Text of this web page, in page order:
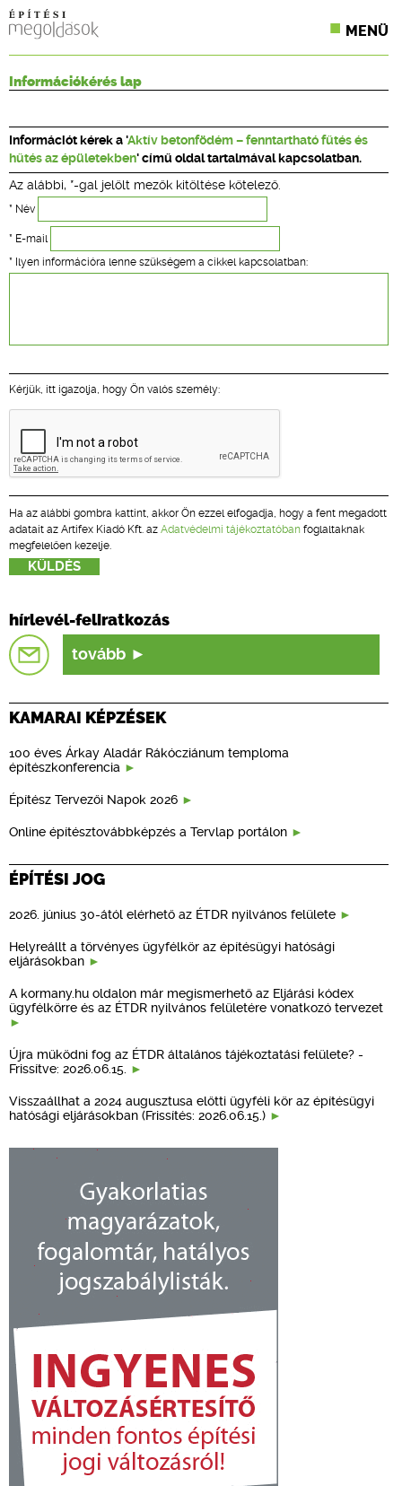
MENÜ
CPR TERMÉKKIÍRÁS
ÉPÍTÉSI JOG
ONLINE KÉPZÉSEK
TERVEZÉSI SEGÉDLETEK
Információkérés lap
Információt kérek a 'Aktív betonfödém – fenntartható fűtés és
hűtés az épületekben' című oldal tartalmával kapcsolatban.
Az alábbi, *-gal jelölt mezők kitöltése kötelező.
* Név
* E-mail
* Ilyen információra lenne szükségem a cikkel kapcsolatban:
Kérjük, itt igazolja, hogy Ön valós személy:
Ha az alábbi gombra kattint, akkor Ön ezzel elfogadja, hogy a fent megadott
adatait az Artifex Kiadó Kft. az Adatvédelmi tájékoztatóban foglaltaknak
megfelelően kezelje.
hírlevél-feliratkozás
tovább
KAMARAI KÉPZÉSEK
100 éves Árkay Aladár Rákócziánum temploma
építészkonferencia
Építész Tervezői Napok 2026
Online építésztovábbképzés a Tervlap portálon
ÉPÍTÉSI JOG
2026. június 30-ától elérhető az ÉTDR nyilvános felülete
Helyreállt a törvényes ügyfélkör az építésügyi hatósági
eljárásokban
A kormany.hu oldalon már megismerhető az Eljárási kódex
ügyfélkörre és az ÉTDR nyilvános felületére vonatkozó tervezet
Újra működni fog az ÉTDR általános tájékoztatási felülete? -
Frissítve: 2026.06.15.
Visszaállhat a 2024 augusztusa előtti ügyféli kör az építésügyi
hatósági eljárásokban (Frissítés: 2026.06.15.)